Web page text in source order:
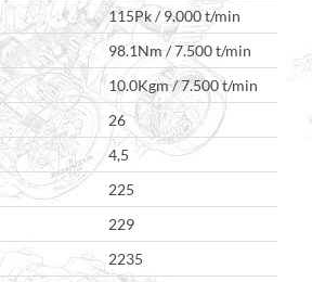
115Pk / 9.000 t/min
98.1Nm / 7.500 t/min
10.0Kgm / 7.500 t/min
26
4,5
225
229
2235